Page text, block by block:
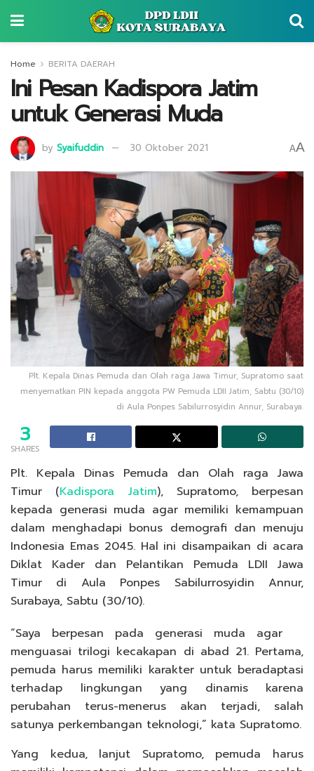
Home BERITA DAERAH
Ini Pesan Kadispora Jatim
untuk Generasi Muda
by Syaifuddin 30 Oktober 2021 AA
Plt. Kepala Dinas Pemuda dan Olah raga Jawa Timur, Supratomo saat
menyematkan PIN kepada anggota PW Pemuda LDII Jatim, Sabtu (30/10)
di Aula Ponpes Sabilurrosyidin Annur, Surabaya.
3
SHARES
Plt. Kepala Dinas Pemuda dan Olah raga Jawa
Timur (Kadispora Jatim), Supratomo, berpesan
kepada generasi muda agar memiliki kemampuan
dalam menghadapi bonus demografi dan menuju
Indonesia Emas 2045. Hal ini disampaikan di acara
Diklat Kader dan Pelantikan Pemuda LDII Jawa
Timur di Aula Ponpes Sabilurrosyidin Annur,
Surabaya, Sabtu (30/10).
“Saya berpesan pada generasi muda agar
menguasai trilogi kecakapan di abad 21. Pertama,
pemuda harus memiliki karakter untuk beradaptasi
terhadap lingkungan yang dinamis karena
perubahan terus-menerus akan terjadi, salah
satunya perkembangan teknologi,” kata Supratomo.
Yang kedua, lanjut Supratomo, pemuda harus